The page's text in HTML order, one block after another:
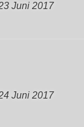
Juni 2017
Juni 2017